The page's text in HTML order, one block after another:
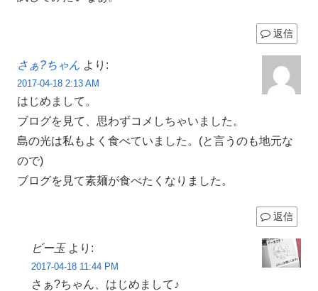
返信
さぁ?ちゃん より:
2017-04-18 2:13 AM
はじめまして。
ブログを見て、思わずコメしちゃいました。
島の光は私もよく食べていました。(と言うのも地元な
ので)
ブログを見て素麺が食べたくなりました。
返信
ビー玉 より:
2017-04-18 11:44 PM
さぁ?ちゃん、はじめまして♪